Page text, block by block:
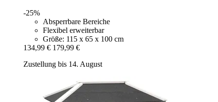
-25%
Absperrbare Bereiche
Flexibel erweiterbar
Größe: 115 x 65 x 100 cm
134,99 € 179,99 €
Zustellung bis 14. August